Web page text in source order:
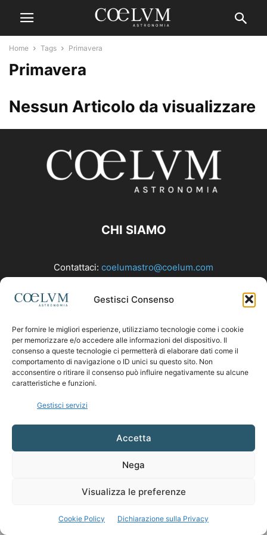
Gestisci Consenso
Per fornire le migliori esperienze, utilizziamo tecnologie come i cookie
per memorizzare e/o accedere alle informazioni del dispositivo. Il
consenso a queste tecnologie ci permetterà di elaborare dati come il
comportamento di navigazione o ID unici su questo sito. Non
acconsentire o ritirare il consenso può influire negativamente su alcune
caratteristiche e funzioni.
Gestisci servizi
Accetta
Nega
Visualizza le preferenze
Cookie Policy Dichiarazione sulla Privacy
Home Tags Primavera
Primavera
Nessun Articolo da visualizzare
CHI SIAMO
Contattaci: coelumastro@coelum.com
SEGUICI